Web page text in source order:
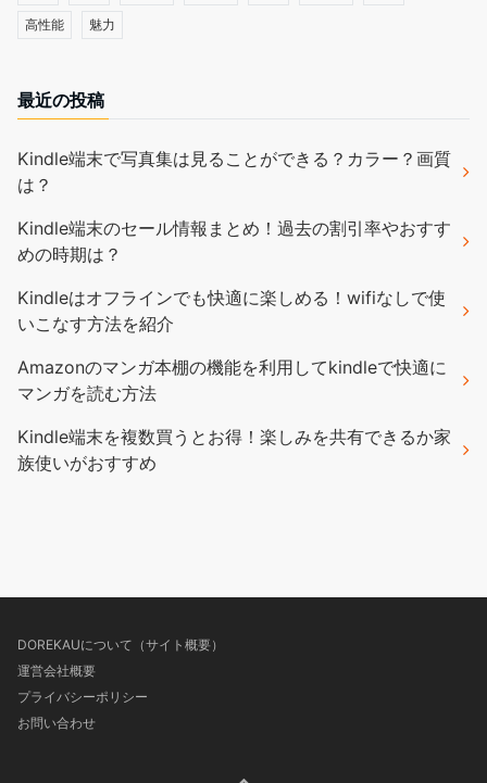
高性能 魅力
最近の投稿
Kindle端末で写真集は見ることができる？カラー？画質
は？
Kindle端末のセール情報まとめ！過去の割引率やおすす
めの時期は？
Kindleはオフラインでも快適に楽しめる！wifiなしで使
いこなす方法を紹介
Amazonのマンガ本棚の機能を利用してkindleで快適に
マンガを読む方法
Kindle端末を複数買うとお得！楽しみを共有できるか家
族使いがおすすめ
DOREKAUについて（サイト概要）
運営会社概要
プライバシーポリシー
お問い合わせ